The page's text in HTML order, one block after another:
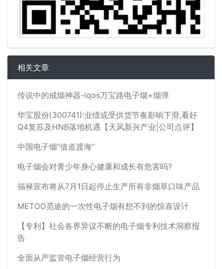
相关文章
传说中的戒烟神器-iqos万宝路电子烟+烟弹
华宝股份(300741):业绩或受供货节奏影响下滑,看好
Q4复苏及HNB落地机遇【天风新兴产业|公司点评】
中国电子烟“借道渡海”
电子烟会对青少年身心健康和成长有危害吗?
福禄宣布将从7月1日起停止生产所有非烟草口味产品
METOO觅途的一次性电子烟有想不到的惊喜设计
【专利】社会各界异议不断的电子烟专利技术洞察报
告
全面从严监管电子烟经营行为